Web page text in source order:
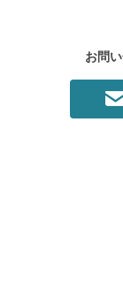
この度は当院にご
きありがとうござ
当院の駐車スペー
台乗用車が停めれ
に慣れていない
お問